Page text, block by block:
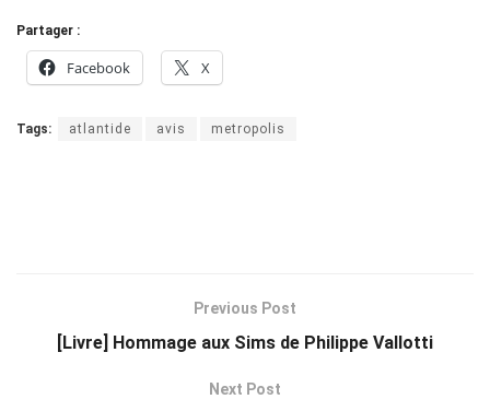
Partager :
Facebook X
Tags: atlantide avis metropolis
Previous Post
[Livre] Hommage aux Sims de Philippe Vallotti
Next Post